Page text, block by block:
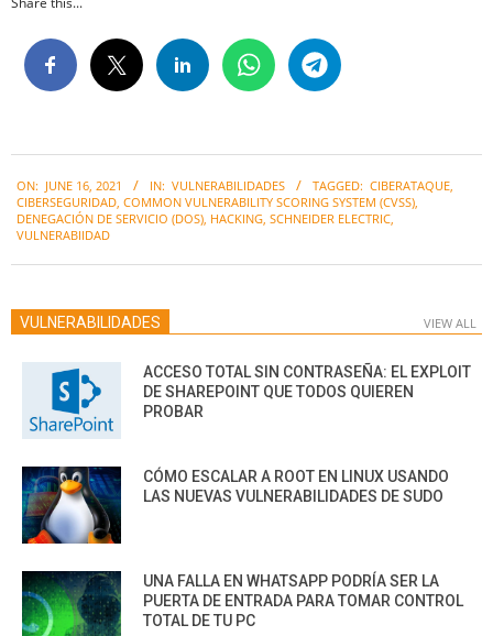
06-
16
ON: JUNE 16, 2021 IN: VULNERABILIDADES TAGGED: CIBERATAQUE
CIBERSEGURIDAD COMMON VULNERABILITY SCORING SYSTEM (CVSS)
DENEGACIÓN DE SERVICIO (DOS) HACKING SCHNEIDER ELECTRIC
VULNERABIIDAD
VULNERABILIDADES VIEW ALL
ACCESO TOTAL SIN CONTRASEÑA: EL EXPLOIT
DE SHAREPOINT QUE TODOS QUIEREN
PROBAR
CÓMO ESCALAR A ROOT EN LINUX USANDO
LAS NUEVAS VULNERABILIDADES DE SUDO
UNA FALLA EN WHATSAPP PODRÍA SER LA
PUERTA DE ENTRADA PARA TOMAR CONTROL
TOTAL DE TU PC